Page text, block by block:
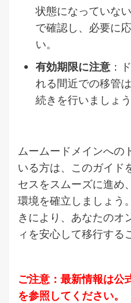
状態になっていな
で確認し、必要に
い。
有効期限に注意 ：
れる間近での移管
続きを行いましょう
ムームードメインへの
いる方は、このガイド
セスをスムーズに進め
環境を確立しましょう
きにより、あなたのオ
ィを安心して移行する
ご注意：最新情報は公
を参照してください。